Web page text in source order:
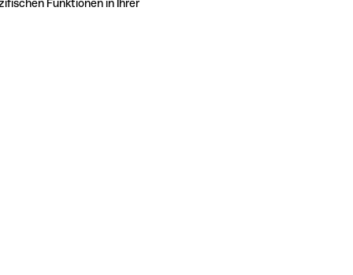
Funktionen in Ihrer